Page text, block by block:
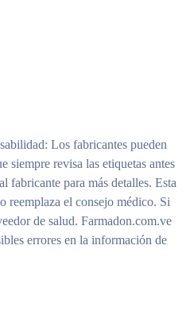
: Los fabricantes pueden
siempre revisa las etiquetas antes
fabricante para más detalles. Esta
reemplaza el consejo médico. Si
de salud. Farmadon.com.ve
errores en la información de